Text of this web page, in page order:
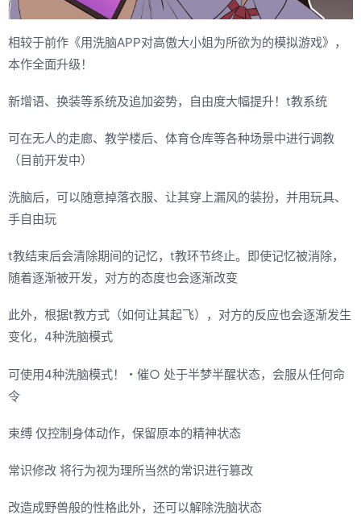
相较于前作《用洗脑APP对高傲大小姐为所欲为的模拟游戏》，
本作全面升级！
新增语、换装等系统及追加姿势，自由度大幅提升！t教系统
可在无人的走廊、教学楼后、体育仓库等各种场景中进行调教
（目前开发中）
洗脑后，可以随意掉落衣服、让其穿上漏风的装扮，并用玩具、
手自由玩
t教结束后会清除期间的记忆，t教环节终止。即使记忆被消除，
随着逐渐被开发，对方的态度也会逐渐改变
此外，根据t教方式（如何让其起飞），对方的反应也会逐渐发生
变化，4种洗脑模式
可使用4种洗脑模式！・催○ 处于半梦半醒状态，会服从任何命
令
束缚 仅控制身体动作，保留原本的精神状态
常识修改 将行为视为理所当然的常识进行篡改
改造成野兽般的性格此外，还可以解除洗脑状态